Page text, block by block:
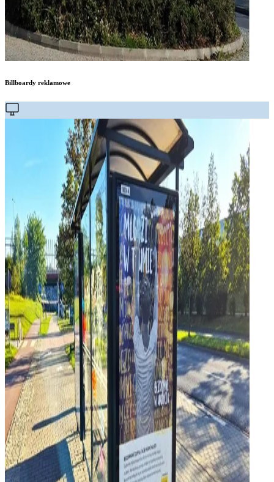
Billboardy reklamowe